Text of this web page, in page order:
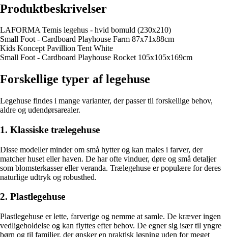
Produktbeskrivelser
LAFORMA Temis legehus - hvid bomuld (230x210)
Small Foot - Cardboard Playhouse Farm 87x71x88cm
Kids Koncept Pavillion Tent White
Small Foot - Cardboard Playhouse Rocket 105x105x169cm
Forskellige typer af legehuse
Legehuse findes i mange varianter, der passer til forskellige behov,
aldre og udendørsarealer.
1. Klassiske trælegehuse
Disse modeller minder om små hytter og kan males i farver, der
matcher huset eller haven. De har ofte vinduer, døre og små detaljer
som blomsterkasser eller veranda. Trælegehuse er populære for deres
naturlige udtryk og robusthed.
2. Plastlegehuse
Plastlegehuse er lette, farverige og nemme at samle. De kræver ingen
vedligeholdelse og kan flyttes efter behov. De egner sig især til yngre
børn og til familier, der ønsker en praktisk løsning uden for meget